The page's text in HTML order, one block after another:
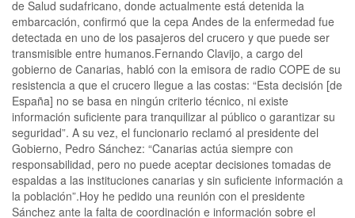
de Salud sudafricano, donde actualmente está detenida la
embarcación, confirmó que la cepa Andes de la enfermedad fue
detectada en uno de los pasajeros del crucero y que puede ser
transmisible entre humanos.Fernando Clavijo, a cargo del
gobierno de Canarias, habló con la emisora ​​de radio COPE de su
resistencia a que el crucero llegue a las costas: “Esta decisión [de
España] no se basa en ningún criterio técnico, ni existe
información suficiente para tranquilizar al público o garantizar su
seguridad”. A su vez, el funcionario reclamó al presidente del
Gobierno, Pedro Sánchez: “Canarias actúa siempre con
responsabilidad, pero no puede aceptar decisiones tomadas de
espaldas a las instituciones canarias y sin suficiente información a
la población”.Hoy he pedido una reunión con el presidente
Sánchez ante la falta de coordinación e información sobre el